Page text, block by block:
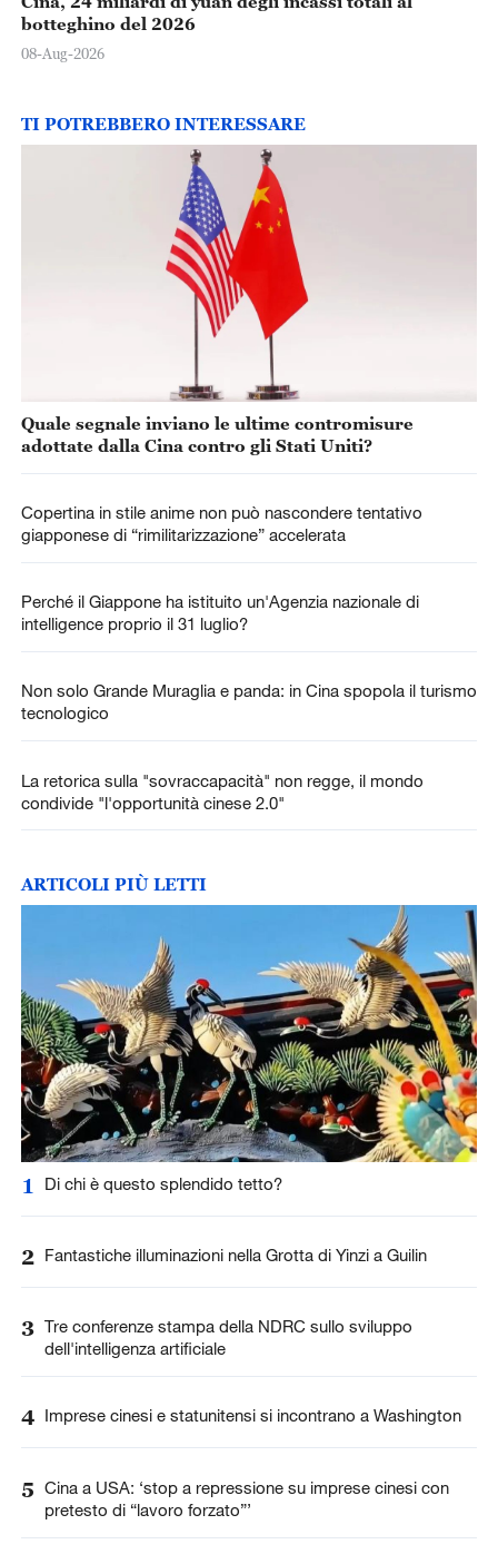
botteghino del 2026
08-Aug-2026
TI POTREBBERO INTERESSARE
Quale segnale inviano le ultime contromisure
adottate dalla Cina contro gli Stati Uniti?
Copertina in stile anime non può nascondere tentativo
giapponese di “rimilitarizzazione” accelerata
Perché il Giappone ha istituito un'Agenzia nazionale di
intelligence proprio il 31 luglio?
Non solo Grande Muraglia e panda: in Cina spopola il turismo
tecnologico
La retorica sulla "sovraccapacità" non regge, il mondo
condivide "l'opportunità cinese 2.0"
ARTICOLI PIÙ LETTI
1 Di chi è questo splendido tetto?
2 Fantastiche illuminazioni nella Grotta di Yinzi a Guilin
3 Tre conferenze stampa della NDRC sullo sviluppo
dell'intelligenza artificiale
4 Imprese cinesi e statunitensi si incontrano a Washington
5 Cina a USA: ‘stop a repressione su imprese cinesi con
pretesto di “lavoro forzato”’